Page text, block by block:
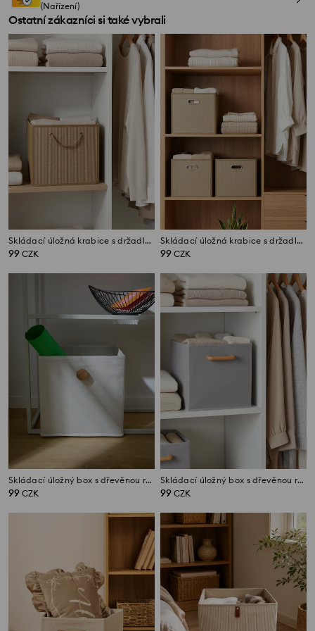
(Nařízení)
Ostatní zákazníci si také vybrali
Skládací úložná krabice s držadlem
99 CZK
Skládací úložná krabice s držadlem
99 CZK
Skládací úložný box s dřevěnou rukojetí
99 CZK
Skládací úložný box s dřevěnou rukojetí
99 CZK